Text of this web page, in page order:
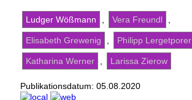
Ludger Wößmann Vera Freundl
Elisabeth Grewenig Philipp Lergetporer
Katharina Werner Larissa Zierow
Publikationsdatum: 05.08.2020